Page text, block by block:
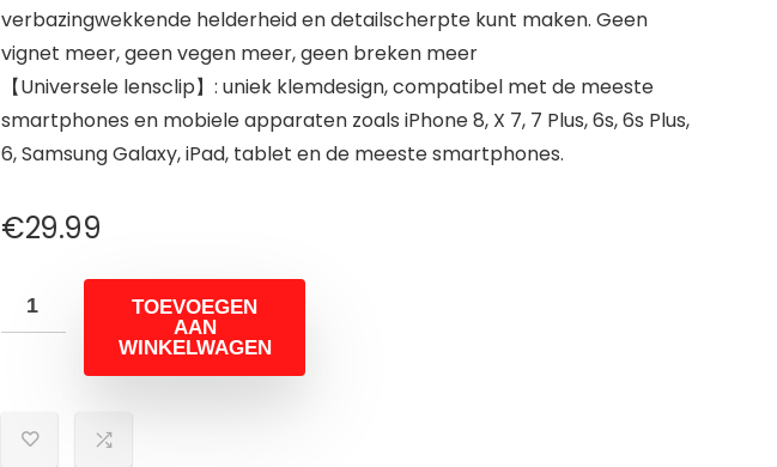
verbazingwekkende helderheid en detailscherpte kunt maken. Geen
vignet meer, geen vegen meer, geen breken meer
【Universele lensclip】: uniek klemdesign, compatibel met de meeste
smartphones en mobiele apparaten zoals iPhone 8, X 7, 7 Plus, 6s, 6s Plus,
6, Samsung Galaxy, iPad, tablet en de meeste smartphones.
€29.99
TOEVOEGEN
AAN
WINKELWAGEN